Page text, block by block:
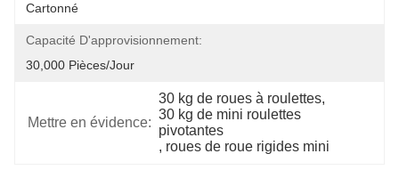
Cartonné
Capacité D'approvisionnement:
30,000 Pièces/jour
Mettre en évidence:
30 kg de roues à roulettes,
30 kg de mini roulettes
pivotantes
, roues de roue rigides mini